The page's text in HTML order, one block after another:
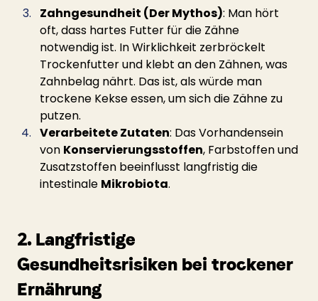
Zahngesundheit (Der Mythos): Man hört
oft, dass hartes Futter für die Zähne
notwendig ist. In Wirklichkeit zerbröckelt
Trockenfutter und klebt an den Zähnen, was
Zahnbelag nährt. Das ist, als würde man
trockene Kekse essen, um sich die Zähne zu
putzen.
Verarbeitete Zutaten: Das Vorhandensein
von Konservierungsstoffen, Farbstoffen und
Zusatzstoffen beeinflusst langfristig die
intestinale Mikrobiota.
2. Langfristige
Gesundheitsrisiken bei trockener
Ernährung